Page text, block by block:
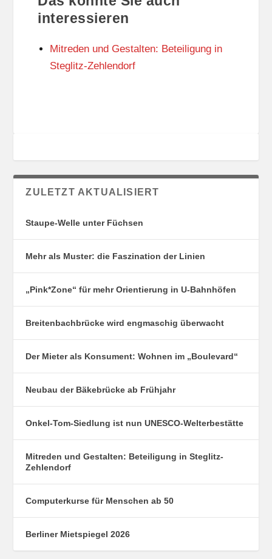
T
U
N
S
O
O
R
N
interessieren
Mitreden und Gestalten: Beteiligung in
Steglitz-Zehlendorf
ZULETZT AKTUALISIERT
Staupe-Welle unter Füchsen
Mehr als Muster: die Faszination der Linien
„Pink*Zone“ für mehr Orientierung in U-Bahnhöfen
Breitenbachbrücke wird engmaschig überwacht
Der Mieter als Konsument: Wohnen im „Boulevard“
Neubau der Bäkebrücke ab Frühjahr
Onkel-Tom-Siedlung ist nun UNESCO-Welterbestätte
Mitreden und Gestalten: Beteiligung in Steglitz-
Zehlendorf
Computerkurse für Menschen ab 50
Berliner Mietspiegel 2026